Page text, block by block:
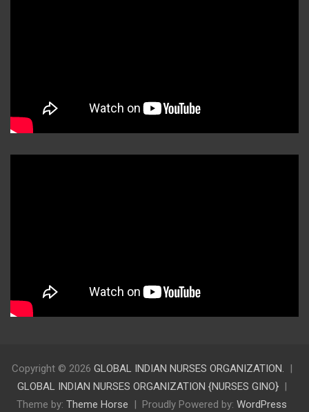
Copyright © 2026 GLOBAL INDIAN NURSES ORGANIZATION.
GLOBAL INDIAN NURSES ORGANIZATION {NURSES GINO}
Theme by: Theme Horse Proudly Powered by: WordPress